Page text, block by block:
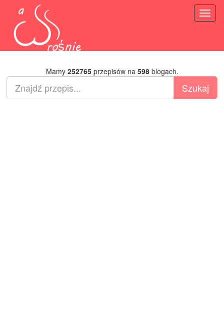
Mamy 252765przepisów na 598blogach.